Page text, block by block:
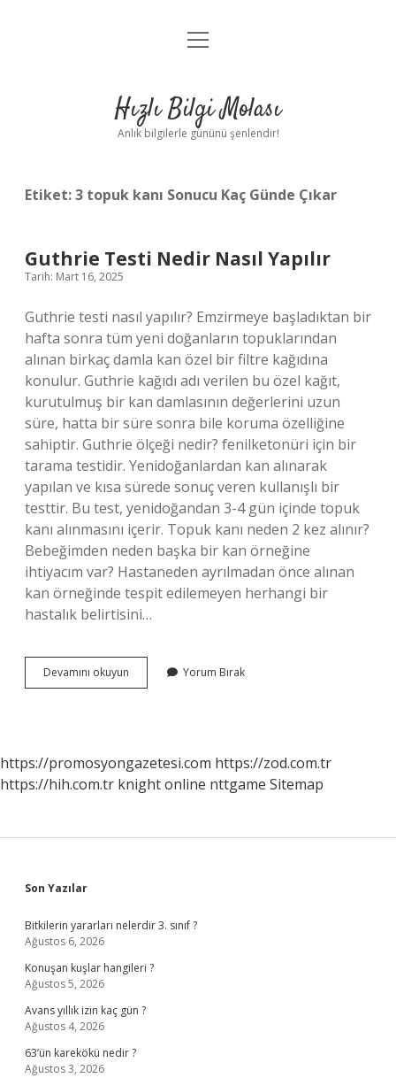
Anasayfa
Yasal Uyarı
menüyü
Hızlı Bilgi Molası
Anlık bilgilerle gününü şenlendir!
Etiket:3 topuk kanı Sonucu Kaç Günde Çıkar
Guthrie Testi Nedir Nasıl Yapılır
Tarih: Mart 16, 2025
Guthrie testi nasıl yapılır? Emzirmeye başladıktan bir
hafta sonra tüm yeni doğanların topuklarından
alınan birkaç damla kan özel bir filtre kağıdına
konulur. Guthrie kağıdı adı verilen bu özel kağıt,
kurutulmuş bir kan damlasının değerlerini uzun
süre, hatta bir süre sonra bile koruma özelliğine
sahiptir. Guthrie ölçeği nedir? fenilketonüri için bir
tarama testidir. Yenidoğanlardan kan alınarak
yapılan ve kısa sürede sonuç veren kullanışlı bir
testtir. Bu test, yenidoğandan 3-4 gün içinde topuk
kanı alınmasını içerir. Topuk kanı neden 2 kez alınır?
Bebeğimden neden başka bir kan örneğine
ihtiyacım var? Hastaneden ayrılmadan önce alınan
kan örneğinde tespit edilemeyen herhangi bir
hastalık belirtisini…
Devamını okuyun
Testi
Yorum Bırak
https://promosyongazetesi.com https://zod.com.tr
https://hih.com.tr knight online nttgame Sitemap
Sidebar
Son Yazılar
Bitkilerin yararları nelerdir 3. sınıf ?
Ağustos 6, 2026
Konuşan kuşlar hangileri ?
Ağustos 5, 2026
Avans yıllık izin kaç gün ?
Ağustos 4, 2026
63’ün karekökü nedir ?
Ağustos 3, 2026